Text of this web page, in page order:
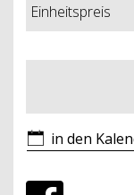
Einheitspreis
in den